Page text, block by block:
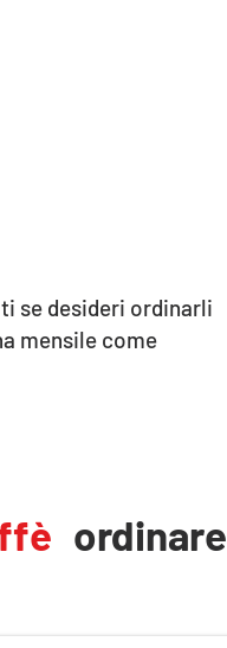
se desideri ordinarli
mensile come
ordinare